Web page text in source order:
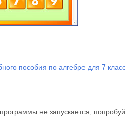
пособия по алгебре для 7
не запускается,